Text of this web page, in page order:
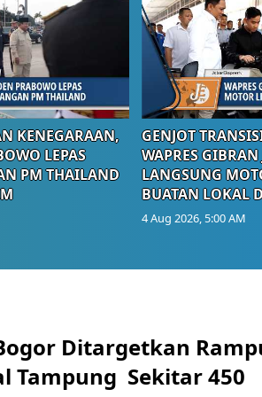
KENEGARAAN,
LEPAS
PM THAILAND
GENJOT
WAPRES GIBRAN
LANGSUNG
BUATAN LOKAL
4 Aug 2026, 5:00 AM
Ditargetkan
Tampung Sekitar 450